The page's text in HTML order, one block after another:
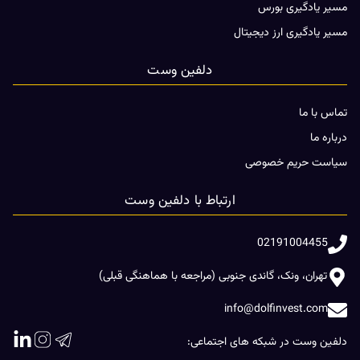
مسیر یادگیری بورس
مسیر یادگیری ارز دیجیتال
دلفین وست
تماس با ما
درباره ما
سیاست حریم خصوصی
ارتباط با دلفین وست
02191004455
تهران، ونک، گاندی جنوبی (مراجعه با هماهنگی قبلی)
info@dolfinvest.com
دلفین وست در شبکه های اجتماعی: